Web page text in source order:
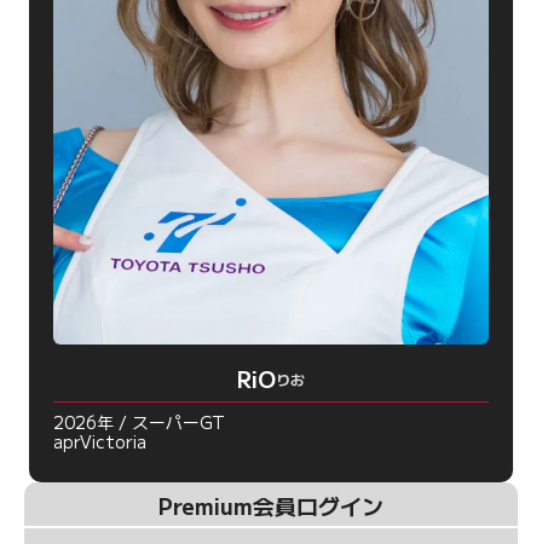
RiOりお
2026年 / スーパーGT
aprVictoria
Premium会員ログイン